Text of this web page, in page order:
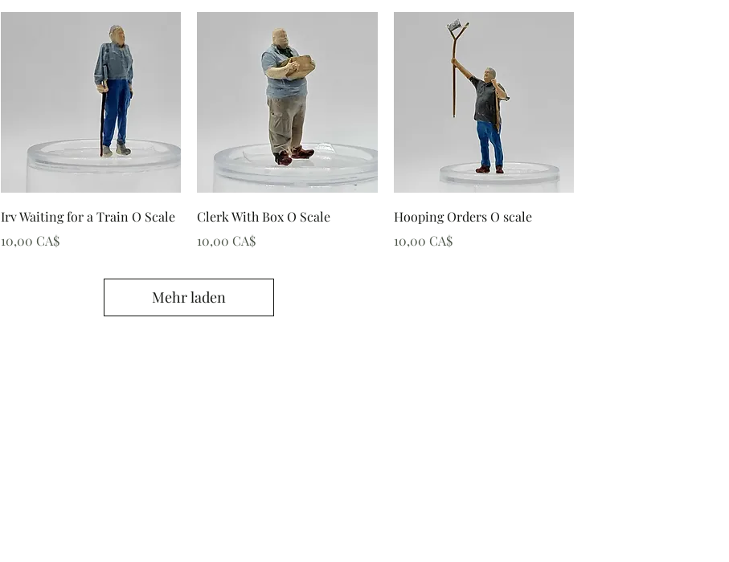
Schnellansicht
Irv Waiting for a Train O Scale
Preis
10,00 CA$
Schnellansicht
Clerk With Box O Scale
Preis
10,00 CA$
Schnellansicht
Hooping Orders O scale
Preis
10,00 CA$
Mehr laden